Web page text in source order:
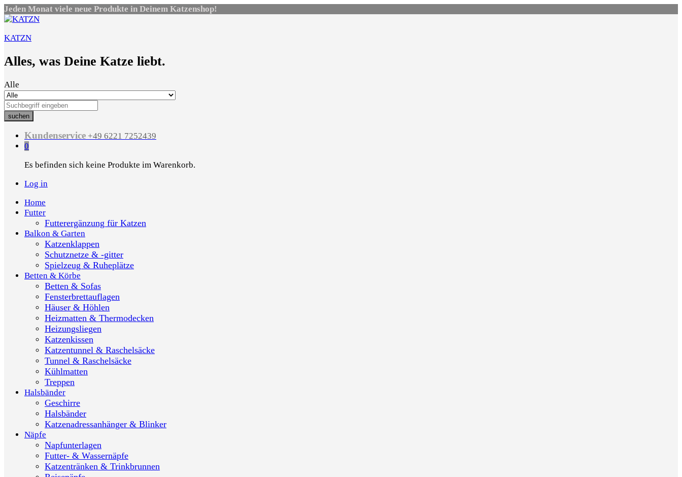
Jeden Monat viele neue Produkte in Deinem Katzenshop!
KATZN
Alles, was Deine Katze liebt.
Alle
suchen
Kundenservice +49 6221 7252439
0
Es befinden sich keine Produkte im Warenkorb.
Log in
Home
Futter
Futterergänzung für Katzen
Balkon & Garten
Katzenklappen
Schutznetze & -gitter
Spielzeug & Ruheplätze
Betten & Körbe
Betten & Sofas
Fensterbrettauflagen
Häuser & Höhlen
Heizmatten & Thermodecken
Heizungsliegen
Katzenkissen
Katzentunnel & Raschelsäcke
Tunnel & Raschelsäcke
Kühlmatten
Treppen
Halsbänder
Geschirre
Halsbänder
Katzenadressanhänger & Blinker
Näpfe
Napfunterlagen
Futter- & Wassernäpfe
Katzentränken & Trinkbrunnen